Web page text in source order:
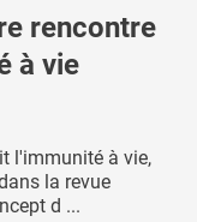
rencontre
à vie
l'immunité à vie,
la revue
d ...